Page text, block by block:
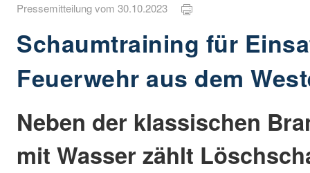
Pressemitteilung vom 30.10.2023
Schaumtraining für
Feuerwehr aus dem
Neben der klassischen
mit Wasser zählt